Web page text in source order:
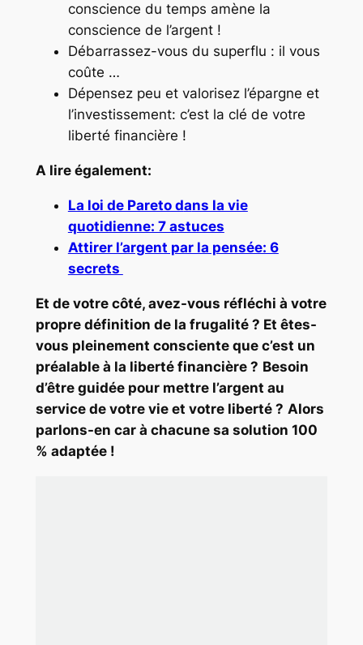
conscience du temps amène la
conscience de l’argent !
Débarrassez-vous du superflu : il vous
coûte …
Dépensez peu et valorisez l’épargne et
l’investissement: c’est la clé de votre
liberté financière !
A lire également:
La loi de Pareto dans la vie
quotidienne: 7 astuces
Attirer l’argent par la pensée: 6
secrets
Et de votre côté, avez-vous réfléchi à votre
propre définition de la frugalité ? Et êtes-
vous pleinement consciente que c’est un
préalable à la liberté financière ? Besoin
d’être guidée pour mettre l’argent au
service de votre vie et votre liberté ? Alors
parlons-en car à chacune sa solution 100
% adaptée !